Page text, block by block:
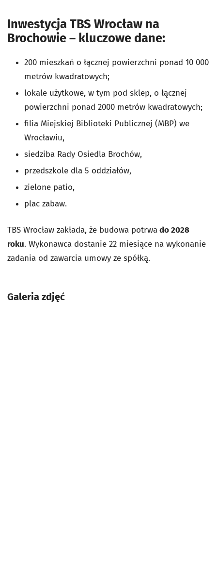
InwestycjaTBS Wrocław na
Brochowie– kluczowe dane:
200 mieszkań o łącznej powierzchni ponad 10 000
metrów kwadratowych;
lokale użytkowe, w tym pod sklep, o łącznej
powierzchni ponad 2000 metrów kwadratowych;
filia Miejskiej Biblioteki Publicznej (MBP) we
Wrocławiu,
siedziba Rady Osiedla Brochów,
przedszkole dla 5 oddziałów,
zielone patio,
plac zabaw.
TBS Wrocław zakłada, że budowa potrwado 2028
roku. Wykonawca dostanie 22 miesiące na wykonanie
zadania od zawarcia umowy ze spółką.
Galeria zdjęć